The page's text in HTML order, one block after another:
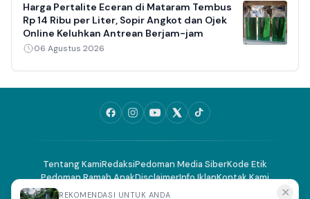
REKOMENDASI UNTUK ANDA ✕
Harga Pertalite Eceran di Mataram Tembus
Rp 14 Ribu per Liter, Sopir Angkot dan Ojek
Online Keluhkan Antrean Berjam-jam
06 Agustus 2026
Tentang KamiRedaksiPedoman Media SiberKode Etik
Pedoman Ramah AnakDisclaimerInfo IklanKontak Kami